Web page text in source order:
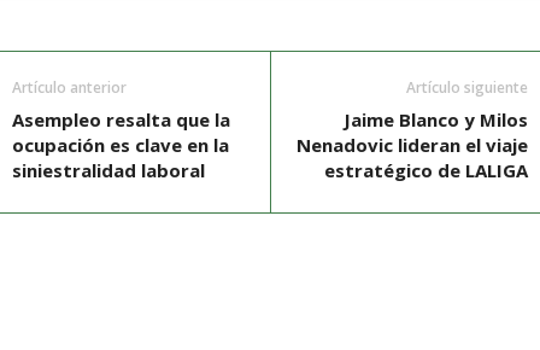
Artículo anterior
Asempleo resalta que la
ocupación es clave en la
siniestralidad laboral
Artículo siguiente
Jaime Blanco y Milos
Nenadovic lideran el viaje
estratégico de LALIGA